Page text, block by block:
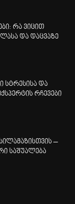
რა ვიცით
და დაცვაზე
სტრესისა და
რჩევები
–
საშუალება